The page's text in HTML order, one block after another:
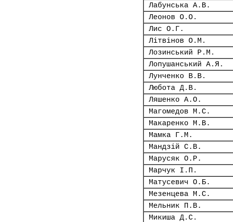
Лабунська А.В.
Леонов О.О.
Лис О.Г.
Літвінов О.М.
Лозинський Р.М.
Лопушанський А.Я.
Лунченко В.В.
Любота Д.В.
Ляшенко А.О.
Магомедов М.С.
Макаренко М.В.
Мамка Г.М.
Мандзій С.В.
Марусяк О.Р.
Марчук І.П.
Матусевич О.Б.
Мезенцева М.С.
Мельник П.В.
Микиша Д.С.